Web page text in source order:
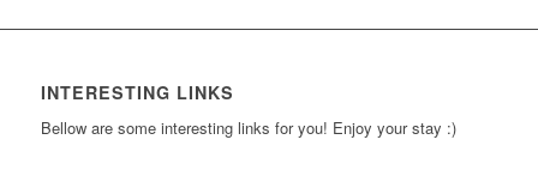
INTERESTING LINKS
Bellow are some interesting links for you! Enjoy your stay :)